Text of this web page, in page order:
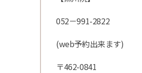
052－991-2822
(web予約出来ます)
〒462-0841